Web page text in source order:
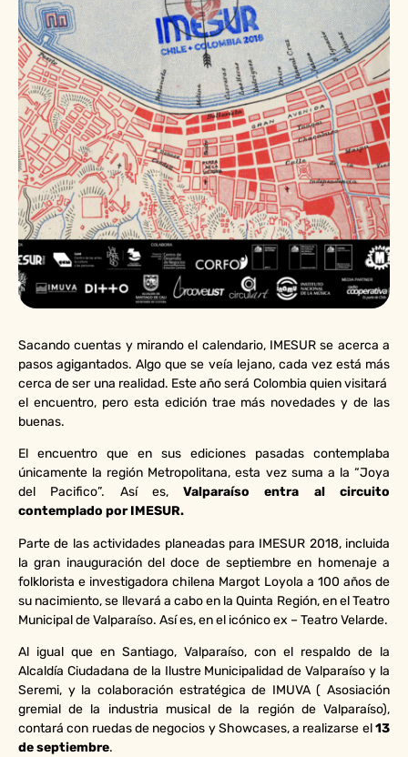
Sacando cuentas y mirando el calendario, IMESUR se acerca a
pasos agigantados. Algo que se veía lejano, cada vez está más
cerca de ser una realidad. Este año será Colombia quien visitará
el encuentro, pero esta edición trae más novedades y de las
buenas.
El encuentro que en sus ediciones pasadas contemplaba
únicamente la región Metropolitana, esta vez suma a la “Joya
del Pacifico”. Así es,Valparaíso entra al circuito
contemplado por IMESUR.
Parte de las actividades planeadas para IMESUR 2018, incluida
la gran inauguración del doce de septiembre en homenaje a
folklorista e investigadora chilena Margot Loyola a 100 años de
su nacimiento, se llevará a cabo en la Quinta Región, en el Teatro
Municipal de Valparaíso. Así es, en el icónico ex – Teatro Velarde.
Al igual que en Santiago, Valparaíso, con el respaldo de la
Alcaldía Ciudadana de la Ilustre Municipalidad de Valparaíso y la
Seremi, y la colaboración estratégica de IMUVA ( Asosiación
gremial de la industria musical de la región de Valparaíso),
contará con ruedas de negocios y Showcases, a realizarse el13
de septiembre.